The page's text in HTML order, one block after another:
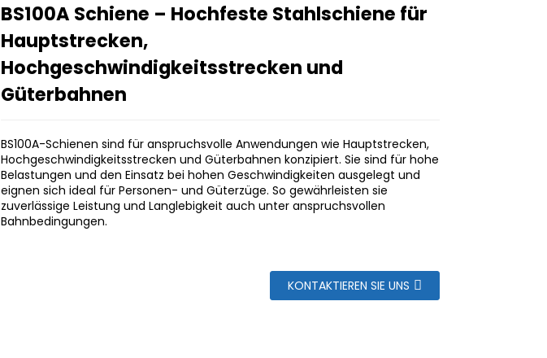
Loading...
Loading...
BS100A Schiene – Hochfeste Stahlschiene für
Hauptstrecken,
Hochgeschwindigkeitsstrecken und
Güterbahnen
BS100A-Schienen sind für anspruchsvolle Anwendungen wie Hauptstrecken,
Hochgeschwindigkeitsstrecken und Güterbahnen konzipiert. Sie sind für hohe
Belastungen und den Einsatz bei hohen Geschwindigkeiten ausgelegt und
eignen sich ideal für Personen- und Güterzüge. So gewährleisten sie
zuverlässige Leistung und Langlebigkeit auch unter anspruchsvollen
Bahnbedingungen.
KONTAKTIEREN SIE UNS